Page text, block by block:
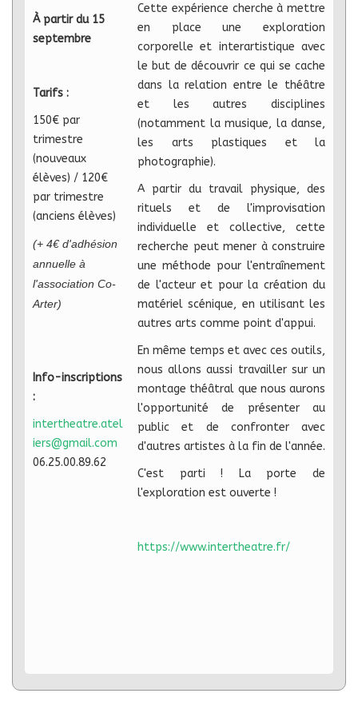
À partir du 15
septembre
Tarifs :
150€ par
trimestre
(nouveaux
élèves) / 120€
par trimestre
(anciens élèves)
(+ 4€ d'adhésion
annuelle à
l'association Co-
Arter)
Info-inscriptions
:
intertheatre.atel
iers@gmail.com
06.25.00.89.62
Cette expérience cherche à mettre
en place une exploration
corporelle et interartistique avec
le but de découvrir ce qui se cache
dans la relation entre le théâtre
et les autres disciplines
(notamment la musique, la danse,
les arts plastiques et la
photographie).
A partir du travail physique, des
rituels et de l'improvisation
individuelle et collective, cette
recherche peut mener à construire
une méthode pour l'entraînement
de l'acteur et pour la création du
matériel scénique, en utilisant les
autres arts comme point d'appui.
En même temps et avec ces outils,
nous allons aussi travailler sur un
montage théâtral que nous aurons
l'opportunité de présenter au
public et de confronter avec
d'autres artistes à la fin de l'année.
C'est parti ! La porte de
l'exploration est ouverte !
https://www.intertheatre.fr/